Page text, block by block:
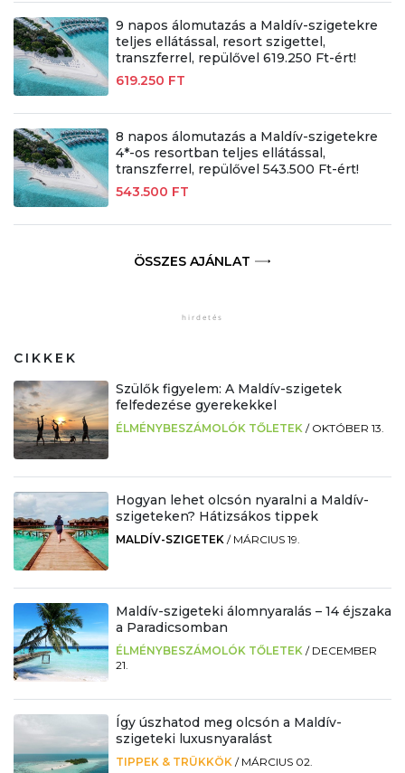
9 napos álomutazás a Maldív-szigetekre
teljes ellátással, resort szigettel,
transzferrel, repülővel 619.250 Ft-ért!
619.250 FT
8 napos álomutazás a Maldív-szigetekre
4*-os resortban teljes ellátással,
transzferrel, repülővel 543.500 Ft-ért!
543.500 FT
ÖSSZES AJÁNLAT
CIKKEK
Szülők figyelem: A Maldív-szigetek
felfedezése gyerekekkel
ÉLMÉNYBESZÁMOLÓK TŐLETEK / OKTÓBER 13.
Hogyan lehet olcsón nyaralni a Maldív-
szigeteken? Hátizsákos tippek
MALDÍV-SZIGETEK / MÁRCIUS 19.
Maldív-szigeteki álomnyaralás – 14 éjszaka
a Paradicsomban
ÉLMÉNYBESZÁMOLÓK TŐLETEK / DECEMBER
21.
Így úszhatod meg olcsón a Maldív-
szigeteki luxusnyaralást
TIPPEK & TRÜKKÖK / MÁRCIUS 02.